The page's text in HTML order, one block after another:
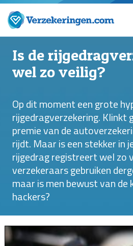
Is de
wel zo veilig?
Op dit moment een grote
rijgedragverzekering. Klinkt
premie van de
rijdt. Maar is een stekker in
rijgedrag registreert wel zo
verzekeraars gebruiken
maar is men bewust van
hackers?